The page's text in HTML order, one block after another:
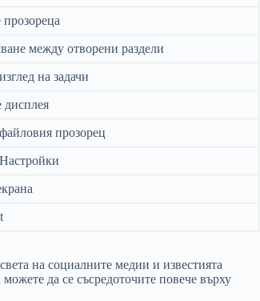
прозореца
между отворени раздели
на задачи
дисплея
прозорец
на социалните медии и известията
да се съсредоточите повече върху